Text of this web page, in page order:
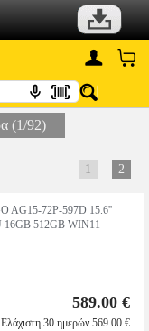
(1/92)
1 2
AG15-72P-597D 15.6''
512GB WIN11
589.00 €
Ελάχιστη 30 ημερών 569.00 €